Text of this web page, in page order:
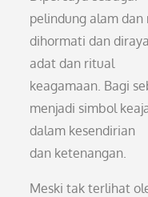
pelindung alam dan
dihormati dan
adat dan ritual
keagamaan. Bagi
menjadi simbol
dalam kesendirian
dan ketenangan.
Meski tak terlihat